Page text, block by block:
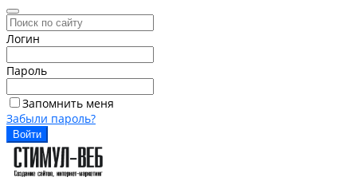
Логин
Пароль
Запомнить меня
Забыли пароль?